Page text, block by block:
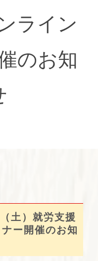
ライン
のお知
土）就労支援
ー開催のお知